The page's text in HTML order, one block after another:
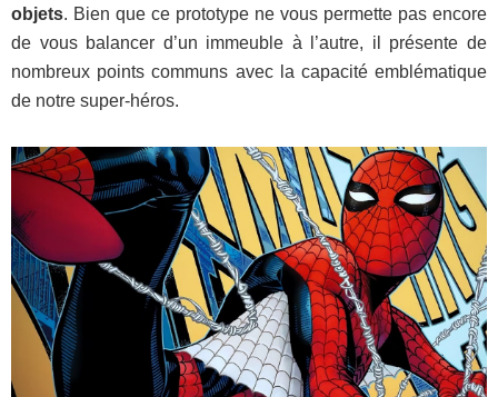
objets. Bien que ce prototype ne vous permette pas encore
de vous balancer d’un immeuble à l’autre, il présente de
nombreux points communs avec la capacité emblématique
de notre super-héros.